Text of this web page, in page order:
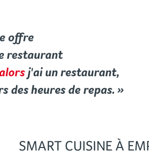
SMART CUISINE À